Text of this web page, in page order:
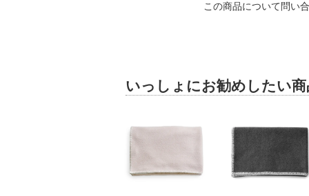
この商品について問い
いっしょにお勧めしたい商